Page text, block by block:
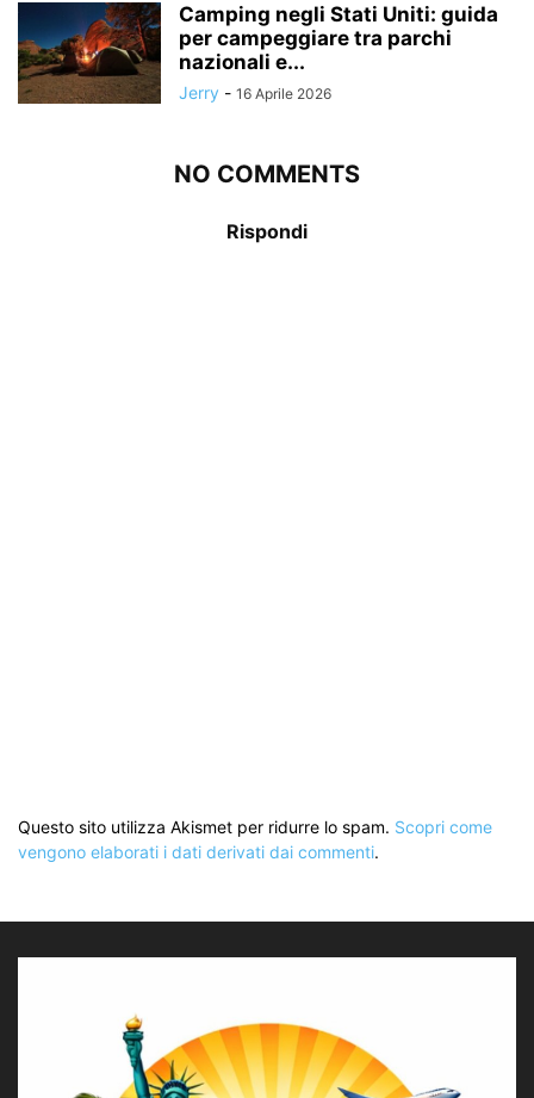
Camping negli Stati Uniti: guida
per campeggiare tra parchi
nazionali e...
Jerry - 16 Aprile 2026
NO COMMENTS
Rispondi
Questo sito utilizza Akismet per ridurre lo spam. Scopri come
vengono elaborati i dati derivati dai commenti.